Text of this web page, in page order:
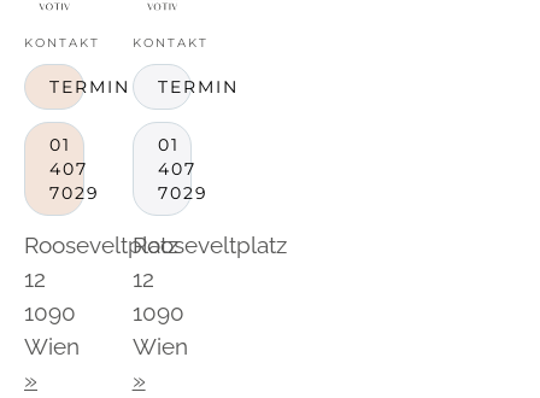
KONTAKT
TERMIN
01
407
7029
Rooseveltplatz
12
1090
Wien
»
KONTAKT
TERMIN
01
407
7029
Rooseveltplatz
12
1090
Wien
»